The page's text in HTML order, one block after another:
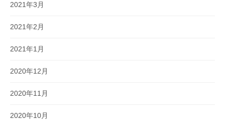
2021年3月
2021年2月
2021年1月
2020年12月
2020年11月
2020年10月